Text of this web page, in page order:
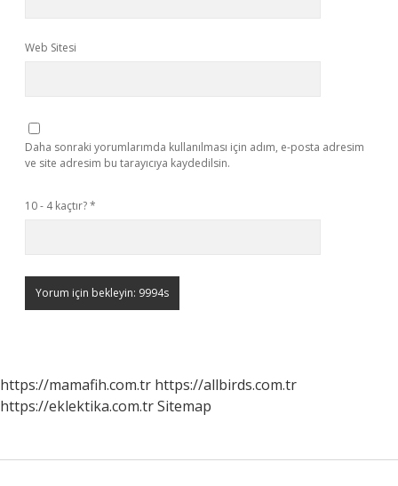
Web Sitesi
Daha sonraki yorumlarımda kullanılması için adım, e-posta adresim
ve site adresim bu tarayıcıya kaydedilsin.
10 - 4 kaçtır?*
https://mamafih.com.tr https://allbirds.com.tr
https://eklektika.com.trSitemap